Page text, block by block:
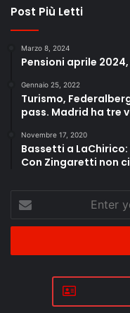
Post Più Letti
Marzo 8, 2024
Pensioni aprile
Gennaio 25, 2022
Turismo,
pass. Madrid ha tre
Novembre 17, 2020
Bassetti a LaChirico:
Con Zingaretti non
your
Email